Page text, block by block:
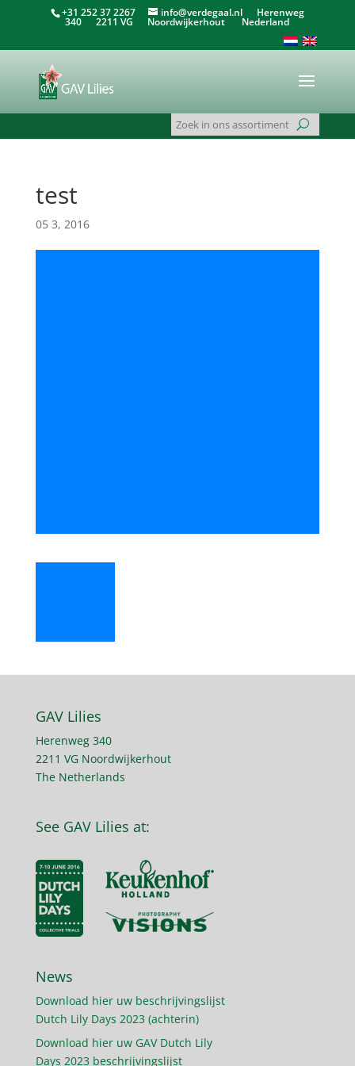
+31 252 37 2267 info@verdegaal.nlHerenweg
340 2211 VG Noordwijkerhout Nederland
test
05 3, 2016
GAV Lilies
Herenweg 340
2211 VG Noordwijkerhout
The Netherlands
See GAV Lilies at:
News
Download hier uw beschrijvingslijst
Dutch Lily Days 2023 (achterin)
Download hier uw GAV Dutch Lily
Days 2023 beschrijvingslijst